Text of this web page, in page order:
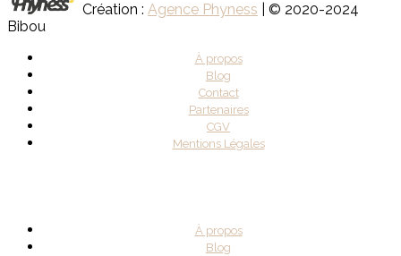
Création : Agence Phyness | © 2020-2024
Bibou
À propos
Blog
Contact
Partenaires
CGV
Mentions Légales
À propos
Blog